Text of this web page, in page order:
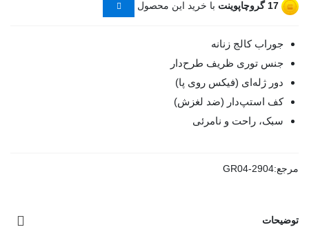
17 گروچاپوینت با خرید این محصول
جوراب کالج زنانه
جنس توری ظریف طرح‌دار
دور ژله‌ای (فیکس روی پا)
کف استپ‌دار (ضد لغزش)
سبک، راحت و نامرئی
مرجع:GR04-2904
توضیحات